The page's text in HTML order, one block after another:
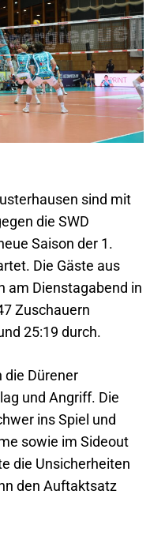
sind mit
die SWD
Saison der 1.
Die Gäste aus
am Dienstagabend in
Zuschauern
25:19 durch.
die Dürener
und Angriff. Die
ins Spiel und
sowie im Sideout
die Unsicherheiten
den Auftaktsatz